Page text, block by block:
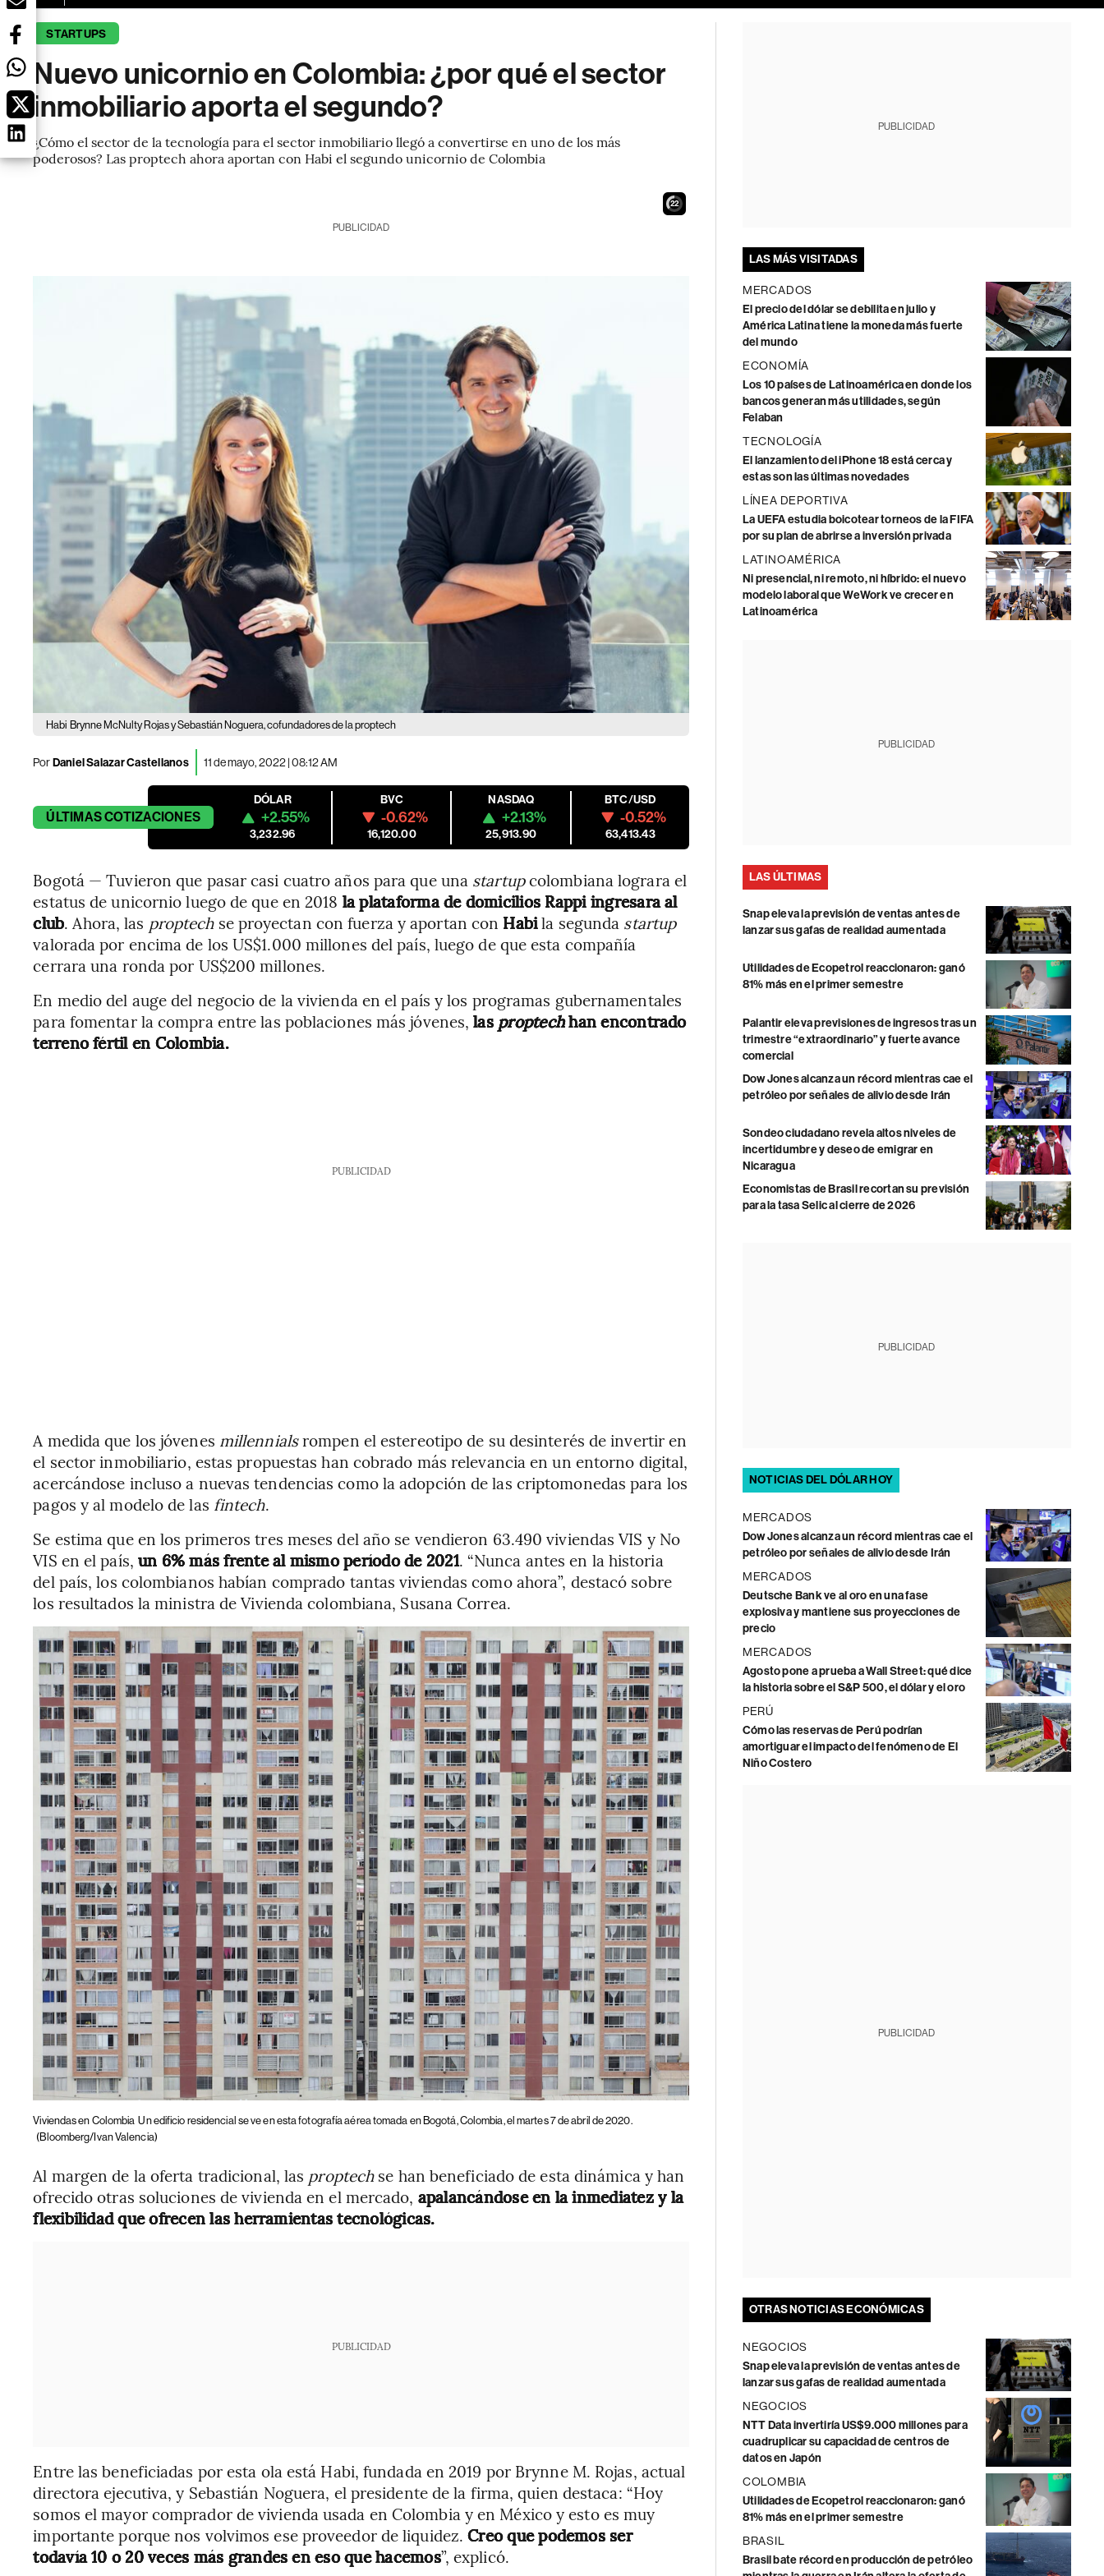
STARTUPS
Nuevo unicornio en Colombia: ¿por qué el sector
inmobiliario aporta el segundo?
¿Cómo el sector de la tecnología para el sector inmobiliario llegó a convertirse en uno de los más
poderosos? Las proptech ahora aportan con Habi el segundo unicornio de Colombia
21
PUBLICIDAD
Habi Brynne McNulty Rojas y Sebastián Noguera, cofundadores de la proptech
PorDaniel Salazar Castellanos 11 de mayo, 2022 | 08:12 AM
ÚLTIMASCOTIZACIONES
DÓLAR
+2.55%
3,232.96
BVC
-0.62%
16,120.00
NASDAQ
+2.13%
25,913.90
BTC/USD
-0.52%
63,413.43
Bogotá — Tuvieron que pasar casi cuatro años para que una startupcolombiana lograra el
estatus de unicornio luego de que en 2018 la plataforma de domicilios Rappi ingresara al
club. Ahora, las proptech se proyectan con fuerza y aportan con Habila segunda startup
valorada por encima de los US$1.000 millones del país, luego de que esta compañía
cerrara una ronda por US$200 millones.
En medio del auge del negocio de la vivienda en el país y los programas gubernamentales
para fomentar la compra entre las poblaciones más jóvenes,las proptechhan encontrado
terreno fértil en Colombia.
PUBLICIDAD
A medida que los jóvenes millennialsrompen el estereotipo de su desinterés de invertir en
el sector inmobiliario, estas propuestas han cobrado más relevancia en un entorno digital,
acercándose incluso a nuevas tendencias como la adopción de las criptomonedas para los
pagos y al modelo de las fintech.
Se estima que en los primeros tres meses del año se vendieron 63.490 viviendas VIS y No
VIS en el país, un 6% más frente al mismo período de 2021. “Nunca antes en la historia
del país, los colombianos habían comprado tantas viviendas como ahora”, destacó sobre
los resultados la ministra de Vivienda colombiana, Susana Correa.
Viviendas en Colombia Un edificio residencial se ve en esta fotografía aérea tomada en Bogotá, Colombia, el martes 7 de abril de 2020.
(Bloomberg/Ivan Valencia)
Al margen de la oferta tradicional, las proptechse han beneficiado de esta dinámica y han
ofrecido otras soluciones de vivienda en el mercado, apalancándose en la inmediatez y la
flexibilidad que ofrecen las herramientas tecnológicas.
PUBLICIDAD
Entre las beneficiadas por esta ola está Habi, fundada en 2019 por Brynne M. Rojas, actual
directora ejecutiva, y Sebastián Noguera, el presidente de la firma, quien destaca: “Hoy
somos el mayor comprador de vivienda usada en Colombia y en México y esto es muy
importante porque nos volvimos ese proveedor de liquidez.Creo que podemos ser
todavía 10 o 20 veces más grandes en eso que hacemos”, explicó.
PUBLICIDAD
LAS MÁS VISITADAS
MERCADOS
El precio del dólar se debilita en julio y
América Latina tiene la moneda más fuerte
del mundo
ECONOMÍA
Los 10 países de Latinoamérica en donde los
bancos generan más utilidades, según
Felaban
TECNOLOGÍA
El lanzamiento del iPhone 18 está cerca y
estas son las últimas novedades
LÍNEA DEPORTIVA
La UEFA estudia boicotear torneos de la FIFA
por su plan de abrirse a inversión privada
LATINOAMÉRICA
Ni presencial, ni remoto, ni híbrido: el nuevo
modelo laboral que WeWork ve crecer en
Latinoamérica
PUBLICIDAD
LAS ÚLTIMAS
Snap eleva la previsión de ventas antes de
lanzar sus gafas de realidad aumentada
Utilidades de Ecopetrol reaccionaron: ganó
81% más en el primer semestre
Palantir eleva previsiones de ingresos tras un
trimestre “extraordinario” y fuerte avance
comercial
Dow Jones alcanza un récord mientras cae el
petróleo por señales de alivio desde Irán
Sondeo ciudadano revela altos niveles de
incertidumbre y deseo de emigrar en
Nicaragua
Economistas de Brasil recortan su previsión
para la tasa Selic al cierre de 2026
PUBLICIDAD
NOTICIAS DEL DÓLAR HOY
MERCADOS
Dow Jones alcanza un récord mientras cae el
petróleo por señales de alivio desde Irán
MERCADOS
Deutsche Bank ve al oro en una fase
explosiva y mantiene sus proyecciones de
precio
MERCADOS
Agosto pone a prueba a Wall Street: qué dice
la historia sobre el S&P 500, el dólar y el oro
PERÚ
Cómo las reservas de Perú podrían
amortiguar el impacto del fenómeno de El
Niño Costero
PUBLICIDAD
OTRAS NOTICIAS ECONÓMICAS
NEGOCIOS
Snap eleva la previsión de ventas antes de
lanzar sus gafas de realidad aumentada
NEGOCIOS
NTT Data invertiría US$9.000 millones para
cuadruplicar su capacidad de centros de
datos en Japón
COLOMBIA
Utilidades de Ecopetrol reaccionaron: ganó
81% más en el primer semestre
BRASIL
Brasil bate récord en producción de petróleo